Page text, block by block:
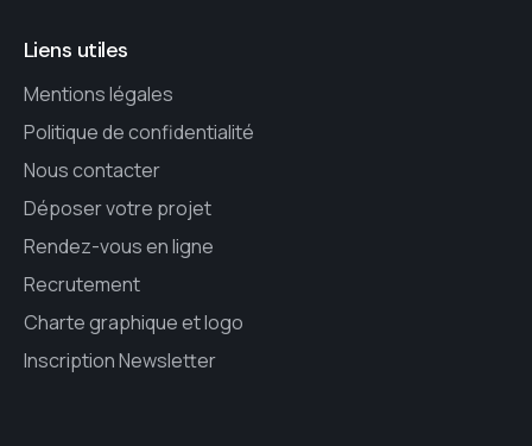
Liens utiles
Mentions légales
Politique de confidentialité
Nous contacter
Déposer votre projet
Rendez-vous en ligne
Recrutement
Charte graphique et logo
Inscription Newsletter